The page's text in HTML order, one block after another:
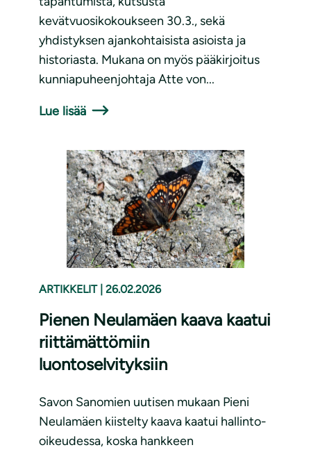
kevätvuosikokoukseen 30.3., sekä
yhdistyksen ajankohtaisista asioista ja
historiasta. Mukana on myös pääkirjoitus
kunniapuheenjohtaja Atte von...
Lue lisää
ARTIKKELIT 26.02.2026
Pienen Neulamäen kaava kaatui
riittämättömiin
luontoselvityksiin
Savon Sanomien uutisen mukaan Pieni
Neulamäen kiistelty kaava kaatui hallinto-
oikeudessa, koska hankkeen